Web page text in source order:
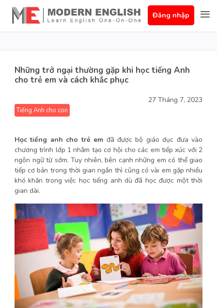
Đăng nhập
Những trở ngại thường gặp khi học tiếng Anh
cho trẻ em và cách khắc phục
27 Tháng 7, 2023
Tiếng Anh cho con
Học tiếng anh cho trẻ em đã được bộ giáo dục đưa vào
chương trình lớp 1 nhằm tạo cơ hội cho các em tiếp xúc với 2
ngôn ngữ từ sớm. Tuy nhiên, bên cạnh những em có thể giao
tiếp cơ bản trong thời gian ngắn thì cũng có vài em gặp nhiều
khó khăn trong việc học tiếng anh dù đã học được một thời
gian dài.